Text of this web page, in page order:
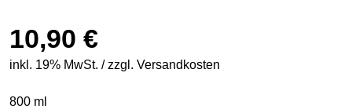
10,90 €
inkl. 19% MwSt. / zzgl. Versandkosten
800 ml